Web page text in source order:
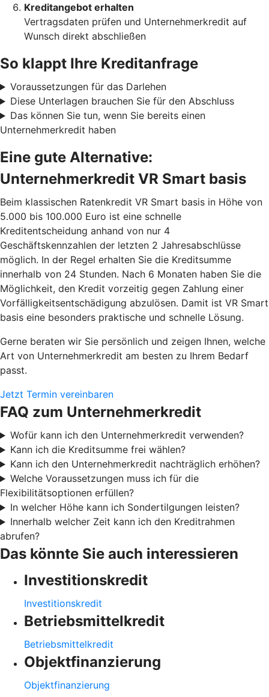
Kreditangebot erhalten
Vertragsdaten prüfen und Unternehmerkredit auf
Wunsch direkt abschließen
So klappt Ihre Kreditanfrage
Voraussetzungen für das Darlehen
Diese Unterlagen brauchen Sie für den Abschluss
Das können Sie tun, wenn Sie bereits einen
Unternehmerkredit haben
Eine gute Alternative:
Unternehmerkredit VR Smart basis
Beim klassischen Ratenkredit VR Smart basis in Höhe von
5.000 bis 100.000 Euro ist eine schnelle
Kreditentscheidung anhand von nur 4
Geschäftskennzahlen der letzten 2 Jahresabschlüsse
möglich. In der Regel erhalten Sie die Kreditsumme
innerhalb von 24 Stunden. Nach 6 Monaten haben Sie die
Möglichkeit, den Kredit vorzeitig gegen Zahlung einer
Vorfälligkeitsentschädigung abzulösen. Damit ist VR Smart
basis eine besonders praktische und schnelle Lösung.
Gerne beraten wir Sie persönlich und zeigen Ihnen, welche
Art von Unternehmerkredit am besten zu Ihrem Bedarf
passt.
Jetzt Termin vereinbaren
FAQ zum Unternehmerkredit
Wofür kann ich den Unternehmerkredit verwenden?
Kann ich die Kreditsumme frei wählen?
Kann ich den Unternehmerkredit nachträglich erhöhen?
Welche Voraussetzungen muss ich für die
Flexibilitätsoptionen erfüllen?
In welcher Höhe kann ich Sondertilgungen leisten?
Innerhalb welcher Zeit kann ich den Kreditrahmen
abrufen?
Das könnte Sie auch interessieren
Investitionskredit
Investitionskredit
Betriebsmittelkredit
Betriebsmittelkredit
Objektfinanzierung
Objektfinanzierung